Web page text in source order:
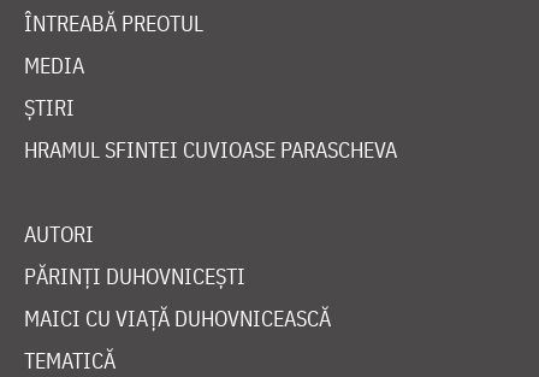
ÎNTREABĂ PREOTUL
MEDIA
ȘTIRI
HRAMUL SFINTEI CUVIOASE PARASCHEVA
AUTORI
PĂRINȚI DUHOVNICEȘTI
MAICI CU VIAȚĂ DUHOVNICEASCĂ
TEMATICĂ